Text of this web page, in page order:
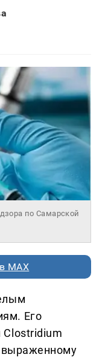
по Самарской
MAX
Его
Clostridium
выраженному